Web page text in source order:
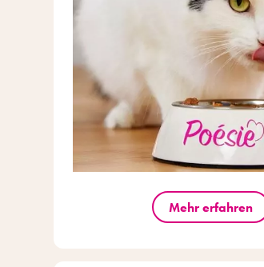
Mehr erfahren